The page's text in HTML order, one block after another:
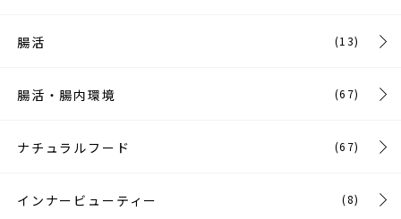
腸活 (13)
腸活・腸内環境 (67)
ナチュラルフード (67)
インナービューティー (8)